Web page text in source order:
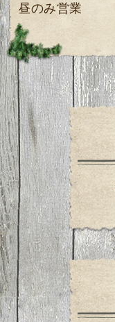
昼のみ営業